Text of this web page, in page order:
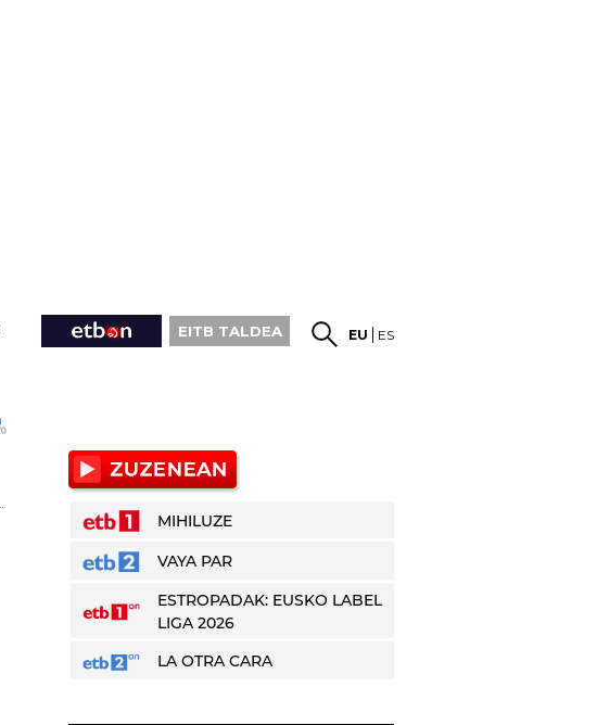
EITB TALDEA EU ES
MIHILUZE
VAYA PAR
ESTROPADAK: EUSKO LABEL
LIGA 2026
LA OTRA CARA